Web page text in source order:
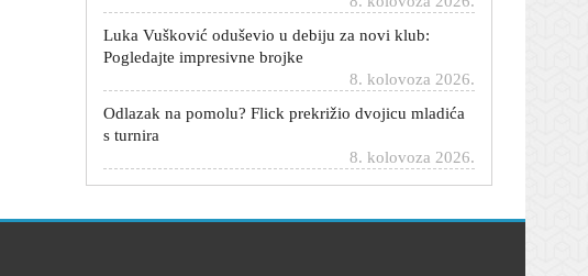
8. kolovoza 2026.
Odlazak na pomolu? Flick prekrižio dvojicu mladića
8. kolovoza 2026.
Jedan od najvećih automobilskih brendova svijeta